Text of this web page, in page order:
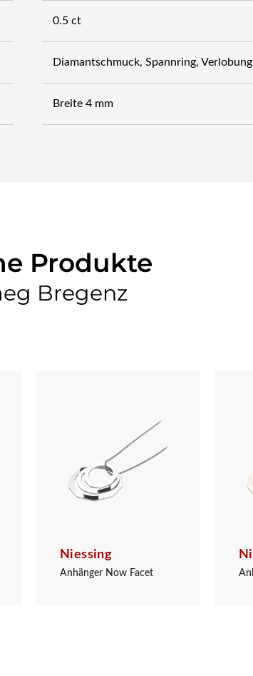
0.5 ct
Diamantschmuck, Spannring,
Breite 4 mm
Produkte
Bregenz
Niessing
Anhänger Now Facet